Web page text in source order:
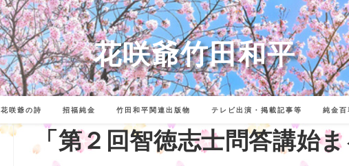
花咲爺竹田和平
花咲爺の詩 招福純金 竹田和平関連出版物 テレビ出演・掲載記事等 純金百
「第２回智徳志士問答講始ま